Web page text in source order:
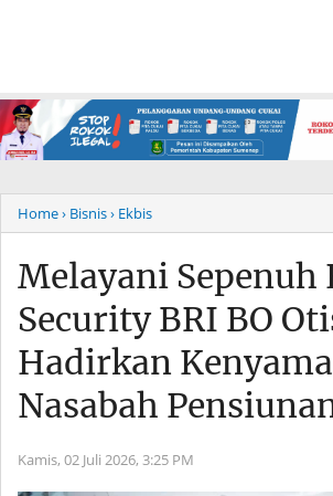
Home› Bisnis› Ekbis
Melayani Sepenuh
Security BRI BO
Hadirkan
Nasabah
Kamis, 02 Juli 2026, 3:25 PM